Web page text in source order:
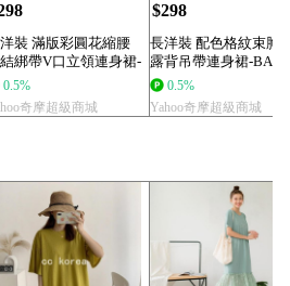
裝 滿版彩圓花縮腰
綁帶V口立領連身裙-
白媽媽【...
0.5%
奇摩超級商城
$298
長洋裝 配色格紋束胸
露背吊帶連身裙-BAi
媽【1954...
0.5%
Yahoo奇摩超級商城